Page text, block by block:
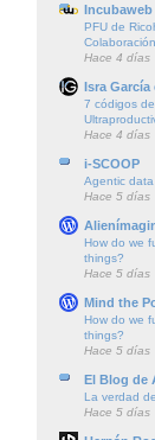
Incubaweb
PFU de
Hace 4 días
Isra García
7 códigos
Hace 4 días
i-SCOOP
Agentic
Hace 5 días
How do we
things?
Hace 5 días
Mind the
How do we
things?
Hace 5 días
El Blog de
La verdad
Hace 5 días